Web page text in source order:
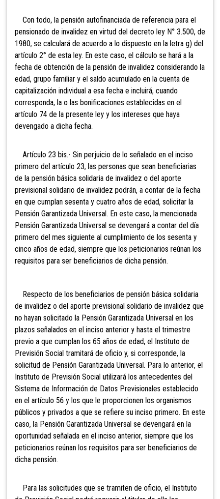
Con todo, la pensión autofinanciada de referencia para el
pensionado de invalidez en virtud del decreto ley N° 3.500, de
1980, se calculará de acuerdo a lo dispuesto en la letra g) del
artículo 2° de esta ley. En este caso, el cálculo se hará a la
fecha de obtención de la pensión de invalidez considerando la
edad, grupo familiar y el saldo acumulado en la cuenta de
capitalización individual a esa fecha e incluirá, cuando
corresponda, la o las bonificaciones establecidas en el
artículo 74 de la presente ley y los intereses que haya
devengado a dicha fecha.
Artículo 23 bis.- Sin perjuicio de lo señalado en el inciso
primero del artículo 23, las personas que sean beneficiarias
de la pensión básica solidaria de invalidez o del aporte
previsional solidario de invalidez podrán, a contar de la fecha
en que cumplan sesenta y cuatro años de edad, solicitar la
Pensión Garantizada Universal. En este caso, la mencionada
Pensión Garantizada Universal se devengará a contar del día
primero del mes siguiente al cumplimiento de los sesenta y
cinco años de edad, siempre que los peticionarios reúnan los
requisitos para ser beneficiarios de dicha pensión.
Respecto de los beneficiarios de pensión básica solidaria
de invalidez o del aporte previsional solidario de invalidez que
no hayan solicitado la Pensión Garantizada Universal en los
plazos señalados en el inciso anterior y hasta el trimestre
previo a que cumplan los 65 años de edad, el Instituto de
Previsión Social tramitará de oficio y, si corresponde, la
solicitud de Pensión Garantizada Universal. Para lo anterior, el
Instituto de Previsión Social utilizará los antecedentes del
Sistema de Información de Datos Previsionales establecido
en el artículo 56 y los que le proporcionen los organismos
públicos y privados a que se refiere su inciso primero. En este
caso, la Pensión Garantizada Universal se devengará en la
oportunidad señalada en el inciso anterior, siempre que los
peticionarios reúnan los requisitos para ser beneficiarios de
dicha pensión.
Para las solicitudes que se tramiten de oficio, el Instituto